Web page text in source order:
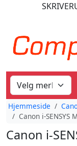
Hjemmeside
Canon i-SENSYS
Canon i-